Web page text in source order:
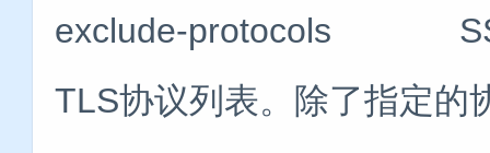
exclude-protocols
TLS协议列表。除了指定的